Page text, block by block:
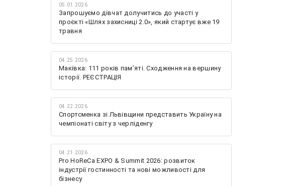
05.01.2026
Запрошуємо дівчат долучитись до участі у
проєкті «Шлях захисниці 2.0», який стартує вже 19
травня
04.25.2026
Маківка: 111 років пам’яті. Сходження на вершину
історії. РЕЄСТРАЦІЯ
04.22.2026
Спортсменка зі Львівщини представить Україну на
чемпіонаті світу з черліденгу
04.21.2026
Pro HoReCa EXPO & Summit 2026: розвиток
індустрії гостинності та нові можливості для
бізнесу